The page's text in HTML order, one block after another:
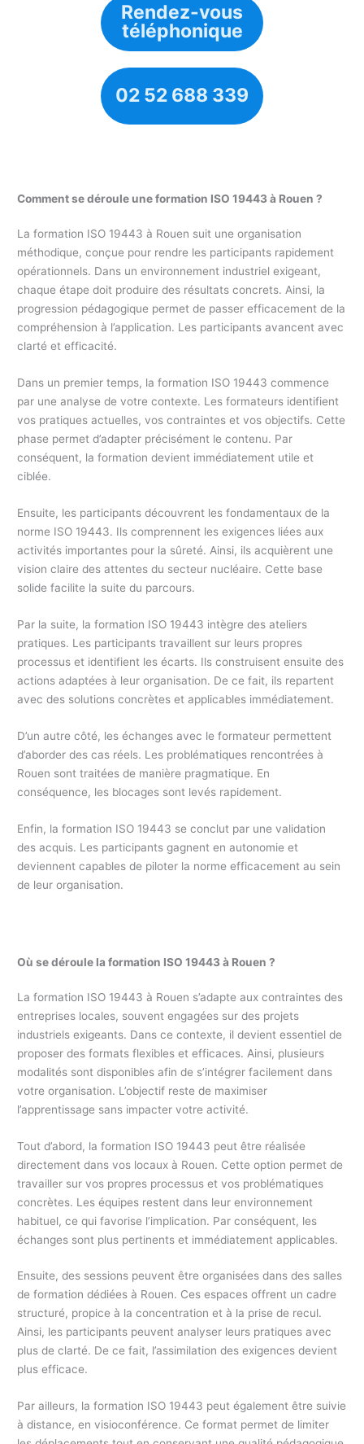
Rendez-vous
téléphonique
02 52 688 339
Comment se déroule une formation ISO 19443 à Rouen ?
La formation ISO 19443 à Rouen suit une organisation
méthodique, conçue pour rendre les participants rapidement
opérationnels. Dans un environnement industriel exigeant,
chaque étape doit produire des résultats concrets. Ainsi, la
progression pédagogique permet de passer efficacement de la
compréhension à l’application. Les participants avancent avec
clarté et efficacité.
Dans un premier temps, la formation ISO 19443 commence
par une analyse de votre contexte. Les formateurs identifient
vos pratiques actuelles, vos contraintes et vos objectifs. Cette
phase permet d’adapter précisément le contenu. Par
conséquent, la formation devient immédiatement utile et
ciblée.
Ensuite, les participants découvrent les fondamentaux de la
norme ISO 19443. Ils comprennent les exigences liées aux
activités importantes pour la sûreté. Ainsi, ils acquièrent une
vision claire des attentes du secteur nucléaire. Cette base
solide facilite la suite du parcours.
Par la suite, la formation ISO 19443 intègre des ateliers
pratiques. Les participants travaillent sur leurs propres
processus et identifient les écarts. Ils construisent ensuite des
actions adaptées à leur organisation. De ce fait, ils repartent
avec des solutions concrètes et applicables immédiatement.
D’un autre côté, les échanges avec le formateur permettent
d’aborder des cas réels. Les problématiques rencontrées à
Rouen sont traitées de manière pragmatique. En
conséquence, les blocages sont levés rapidement.
Enfin, la formation ISO 19443 se conclut par une validation
des acquis. Les participants gagnent en autonomie et
deviennent capables de piloter la norme efficacement au sein
de leur organisation.
Où se déroule la formation ISO 19443 à Rouen ?
La formation ISO 19443 à Rouen s’adapte aux contraintes des
entreprises locales, souvent engagées sur des projets
industriels exigeants. Dans ce contexte, il devient essentiel de
proposer des formats flexibles et efficaces. Ainsi, plusieurs
modalités sont disponibles afin de s’intégrer facilement dans
votre organisation. L’objectif reste de maximiser
l’apprentissage sans impacter votre activité.
Tout d’abord, la formation ISO 19443 peut être réalisée
directement dans vos locaux à Rouen. Cette option permet de
travailler sur vos propres processus et vos problématiques
concrètes. Les équipes restent dans leur environnement
habituel, ce qui favorise l’implication. Par conséquent, les
échanges sont plus pertinents et immédiatement applicables.
Ensuite, des sessions peuvent être organisées dans des salles
de formation dédiées à Rouen. Ces espaces offrent un cadre
structuré, propice à la concentration et à la prise de recul.
Ainsi, les participants peuvent analyser leurs pratiques avec
plus de clarté. De ce fait, l’assimilation des exigences devient
plus efficace.
Par ailleurs, la formation ISO 19443 peut également être suivie
à distance, en visioconférence. Ce format permet de limiter